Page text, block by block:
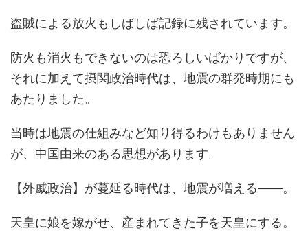
盗賊による放火もしばしば記録に残されています。
防火も消火もできないのは恐ろしいばかりですが、
それに加えて摂関政治時代は、地震の群発時期にも
あたりました。
当時は地震の仕組みなど知り得るわけもありません
が、中国由来のある思想があります。
【外戚政治】が蔓延る時代は、地震が増える――。
天皇に娘を嫁がせ、産まれてきた子を天皇にする。